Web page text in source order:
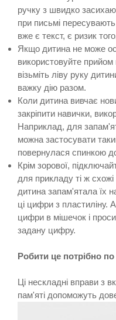
ручку з швидко
при письмі
вже є текст, є ризик
Якщо дитина не може
використовуйте
візьміть ліву руку
важку дію разом.
Коли дитина вивчає
закріпити навички,
Наприклад, для
можна застосувати
повернулася спинкою
Крім зорової,
для прикладу ті ж
дитина запам'ятала їх
ці цифри з пластиліну.
цифри в мішечок і
задану цифру.
Робити це потрібно
Ці нескладні вправи з
пам'яті допоможуть